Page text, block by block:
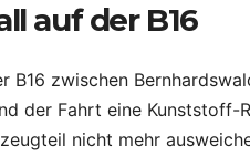
auf der B16
zwischen
der Fahrt eine
nicht mehr